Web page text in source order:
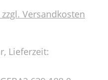
Versandkosten
Lieferzeit: